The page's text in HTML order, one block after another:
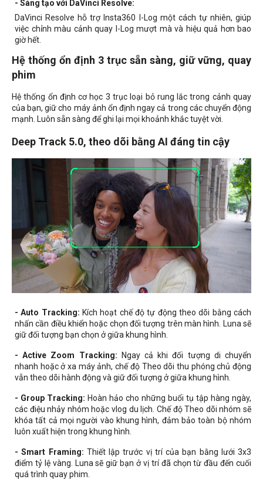
- Sáng tạo với DaVinci Resolve:
DaVinci Resolve hỗ trợ Insta360 I-Log một cách tự nhiên, giúp
việc chỉnh màu cảnh quay I-Log mượt mà và hiệu quả hơn bao
giờ hết.
Hệ thống ổn định 3 trục sẵn sàng, giữ vững, quay
phim
Hệ thống ổn định cơ học 3 trục loại bỏ rung lắc trong cảnh quay
của bạn, giữ cho máy ảnh ổn định ngay cả trong các chuyển động
mạnh. Luôn sẵn sàng để ghi lại mọi khoảnh khắc tuyệt vời.
Deep Track 5.0, theo dõi bằng AI đáng tin cậy
- Auto Tracking: Kích hoạt chế độ tự động theo dõi bằng cách
nhấn cần điều khiển hoặc chọn đối tượng trên màn hình. Luna sẽ
giữ đối tượng bạn chọn ở giữa khung hình.
- Active Zoom Tracking: Ngay cả khi đối tượng di chuyển
nhanh hoặc ở xa máy ảnh, chế độ Theo dõi thu phóng chủ động
vẫn theo dõi hành động và giữ đối tượng ở giữa khung hình.
- Group Tracking: Hoàn hảo cho những buổi tụ tập hàng ngày,
các điệu nhảy nhóm hoặc vlog du lịch. Chế độ Theo dõi nhóm sẽ
khóa tất cả mọi người vào khung hình, đảm bảo toàn bộ nhóm
luôn xuất hiện trong khung hình.
- Smart Framing: Thiết lập trước vị trí của bạn bằng lưới 3x3
điểm tỷ lệ vàng. Luna sẽ giữ bạn ở vị trí đã chọn từ đầu đến cuối
quá trình quay phim.